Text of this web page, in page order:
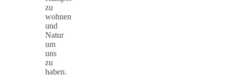
zu
wohnen
und
Natur
um
uns
zu
haben.